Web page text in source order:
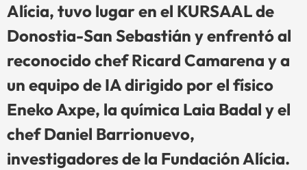
Alícia, tuvo lugar en el KURSAAL de
Donostia-San Sebastián y enfrentó al
reconocido chef Ricard Camarena y a
un equipo de IA dirigido por el físico
Eneko Axpe, la química Laia Badal y el
chef Daniel Barrionuevo,
investigadores de la Fundación Alícia.